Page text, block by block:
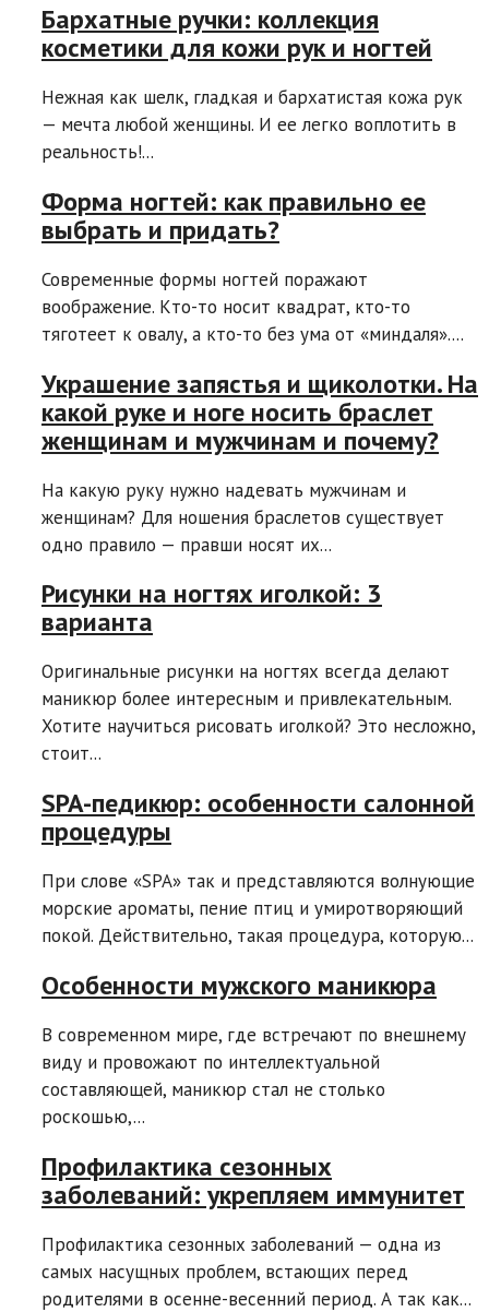
Бархатные ручки: коллекция
косметики для кожи рук и ногтей
Нежная как шелк, гладкая и бархатистая кожа рук
— мечта любой женщины. И ее легко воплотить в
реальность!...
Форма ногтей: как правильно ее
выбрать и придать?
Современные формы ногтей поражают
воображение. Кто-то носит квадрат, кто-то
тяготеет к овалу, а кто-то без ума от «миндаля»....
Украшение запястья и щиколотки. На
какой руке и ноге носить браслет
женщинам и мужчинам и почему?
На какую руку нужно надевать мужчинам и
женщинам? Для ношения браслетов существует
одно правило — правши носят их...
Рисунки на ногтях иголкой: 3
варианта
Оригинальные рисунки на ногтях всегда делают
маникюр более интересным и привлекательным.
Хотите научиться рисовать иголкой? Это несложно,
стоит...
SPA-педикюр: особенности салонной
процедуры
При слове «SPA» так и представляются волнующие
морские ароматы, пение птиц и умиротворяющий
покой. Действительно, такая процедура, которую...
Особенности мужского маникюра
В современном мире, где встречают по внешнему
виду и провожают по интеллектуальной
составляющей, маникюр стал не столько
роскошью,...
Профилактика сезонных
заболеваний: укрепляем иммунитет
Профилактика сезонных заболеваний — одна из
самых насущных проблем, встающих перед
родителями в осенне-весенний период. А так как...